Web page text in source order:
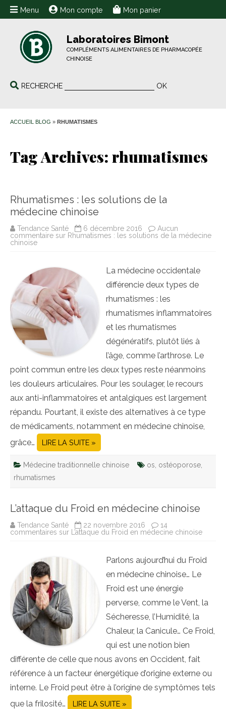
Laboratoires Bimont
COMPLÉMENTS ALIMENTAIRES DE PHARMACOPÉE
CHINOISE
RECHERCHE OK
ACCUEIL BLOG » RHUMATISMES
Tag Archives:rhumatismes
Rhumatismes : les solutions de la
médecine chinoise
Tendance Santé 6 décembre 2016
Aucun
commentaire sur Rhumatismes : les solutions de la médecine
chinoise
La médecine occidentale
différencie deux types de
rhumatismes : les
rhumatismes inflammatoires
et les rhumatismes
dégénératifs, plutôt liés à
l’âge, comme l’arthrose. Le
point commun entre les deux types reste néanmoins
les douleurs articulaires. Pour les soulager, le recours
aux anti-inflammatoires et antalgiques est largement
répandu. Pourtant, il existe des alternatives à ce type
de médicaments, notamment en médecine chinoise,
grâce…
LIRE LA SUITE »
Médecine traditionnelle chinoise os ostéoporose
rhumatismes
L’attaque du Froid en médecine chinoise
Tendance Santé 22 novembre 2016
14
commentaires sur L’attaque du Froid en médecine chinoise
Parlons aujourd’hui du Froid
en médecine chinoise… Le
Froid est une énergie
perverse, comme le Vent, la
Sécheresse, l’Humidité, la
Chaleur, la Canicule… Ce Froid,
qui est une notion bien
différente de celle que nous avons en Occident, fait
référence à un facteur énergétique d’origine externe ou
interne. Le Froid peut être à l’origine de symptômes tels
que la frilosité…
LIRE LA SUITE »
Menu Mon compte Mon panier